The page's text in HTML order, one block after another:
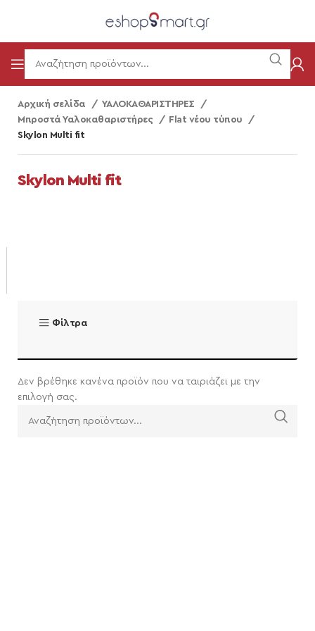
Αρχική σελίδα
ΥΑΛΟΚΑΘΑΡΙΣΤΗΡΕΣ
Μπροστά Υαλοκαθαριστήρες
Flat νέου τύπου
Skylon Multi fit
Skylon Multi fit
Φίλτρα
Δεν βρέθηκε κανένα προϊόν που να ταιριάζει με την
επιλογή σας.